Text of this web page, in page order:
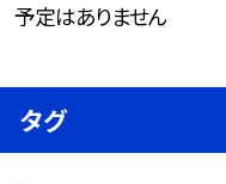
予定はありません
タグ